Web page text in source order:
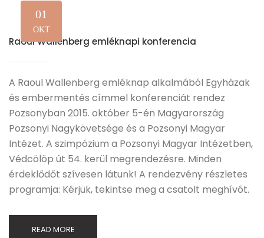
01
OKT
Raoul Wallenberg emléknapi konferencia
A Raoul Wallenberg emléknap alkalmából Egyházak
és embermentés címmel konferenciát rendez
Pozsonyban 2015. október 5-én Magyarország
Pozsonyi Nagykövetsége és a Pozsonyi Magyar
Intézet. A szimpózium a Pozsonyi Magyar Intézetben,
Védcölöp út 54. kerül megrendezésre. Minden
érdeklődőt szívesen látunk! A rendezvény részletes
programja: Kérjük, tekintse meg a csatolt meghívót.
READ MORE